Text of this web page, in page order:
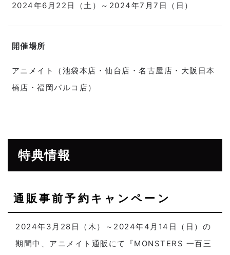
2024年6月22日（土）～2024年7月7日（日）
開催場所
アニメイト（池袋本店・仙台店・名古屋店・大阪日本
橋店・福岡パルコ店）
特典情報
通販事前予約キャンペーン
2024年3月28日（木）～2024年4月14日（日）の
期間中、アニメイト通販にて『MONSTERS 一百三